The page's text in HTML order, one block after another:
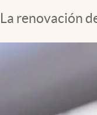
La renovación